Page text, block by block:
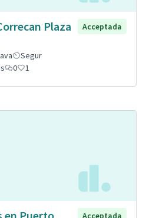
Plaza
Acceptada
Segur
0 1
Acceptada